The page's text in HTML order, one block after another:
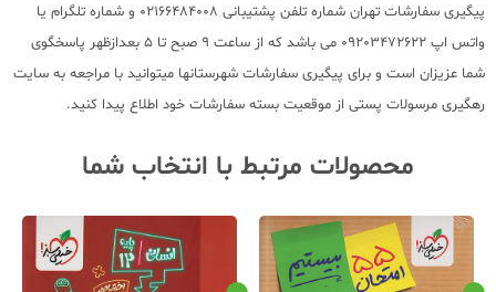
پیگیری سفارشات تهران شماره تلفن پشتیبانی 02166484008 و شماره تلگرام یا
واتس اپ 09203472622 می باشد که از ساعت 9 صبح تا 5 بعدازظهر پاسخگوی
شما عزیزان است و برای پیگیری سفارشات شهرستانها میتوانید با مراجعه به سایت
رهگیری مرسولات پستی از موقعیت بسته سفارشات خود اطلاع پیدا کنید.
محصولات مرتبط با انتخاب شما